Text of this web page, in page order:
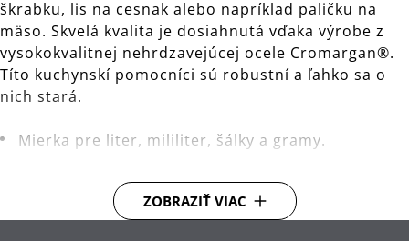
škrabku, lis na cesnak alebo napríklad paličku na
mäso. Skvelá kvalita je dosiahnutá vďaka výrobe z
vysokokvalitnej nehrdzavejúcej ocele Cromargan®.
Títo kuchynskí pomocníci sú robustní a ľahko sa o
nich stará.
Mierka pre liter, mililiter, šálky a gramy.
Čistenie: je možné umývať v umývačke.
ZOBRAZIŤ VIAC